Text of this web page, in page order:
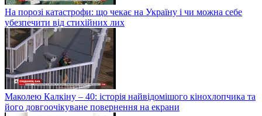
На порозі катастрофи: що чекає на Україну і чи можна себе
убезпечити від стихійних лих
Маколею Калкіну – 40: історія найвідомішого кінохлопчика та
його довгоочікуване повернення на екрани